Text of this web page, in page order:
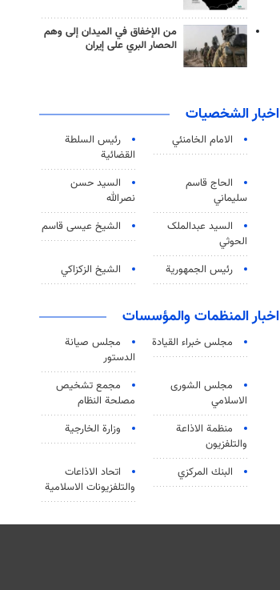
من الإخفاق في الميدان إلى وهم
الحصار البري على إيران
اخبار الشخصيات
الامام الخامنئي
رئیس السلطة
القضائیة
الحاج قاسم
سليماني
السيد حسن
نصرالله
السید عبدالملک
الحوثي
الشيخ عيسى قاسم
رئيس الجمهورية الشيخ الزكزاكي
اخبار المنظمات والمؤسسات
مجلس خبراء القيادة
مجلس صيانة
الدستور
مجلس الشورى
الاسلامي
مجمع تشخيص
مصلحة النظام
منظمة الاذاعة
والتلفزیون
وزارة الخارجية
البنك المركزي
اتحاد الاذاعات
والتلفزيونات الاسلامية